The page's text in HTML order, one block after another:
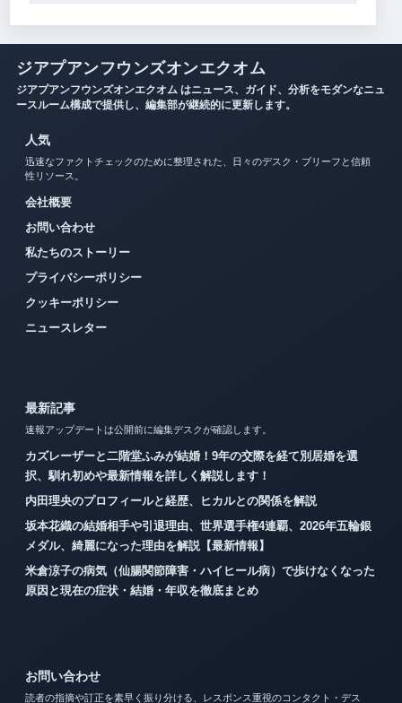
ジアプアンフウンズオンエクオム
ジアプアンフウンズオンエクオム はニュース、ガイド、分析をモダンなニュ
ースルーム構成で提供し、編集部が継続的に更新します。
人気
迅速なファクトチェックのために整理された、日々のデスク・ブリーフと信頼
性リソース。
会社概要
お問い合わせ
私たちのストーリー
プライバシーポリシー
クッキーポリシー
ニュースレター
最新記事
速報アップデートは公開前に編集デスクが確認します。
カズレーザーと二階堂ふみが結婚！9年の交際を経て別居婚を選
択、馴れ初めや最新情報を詳しく解説します！
内田理央のプロフィールと経歴、ヒカルとの関係を解説
坂本花織の結婚相手や引退理由、世界選手権4連覇、2026年五輪銀
メダル、綺麗になった理由を解説【最新情報】
米倉涼子の病気（仙腸関節障害・ハイヒール病）で歩けなくなった
原因と現在の症状・結婚・年収を徹底まとめ
お問い合わせ
読者の指摘や訂正を素早く振り分ける、レスポンス重視のコンタクト・デス